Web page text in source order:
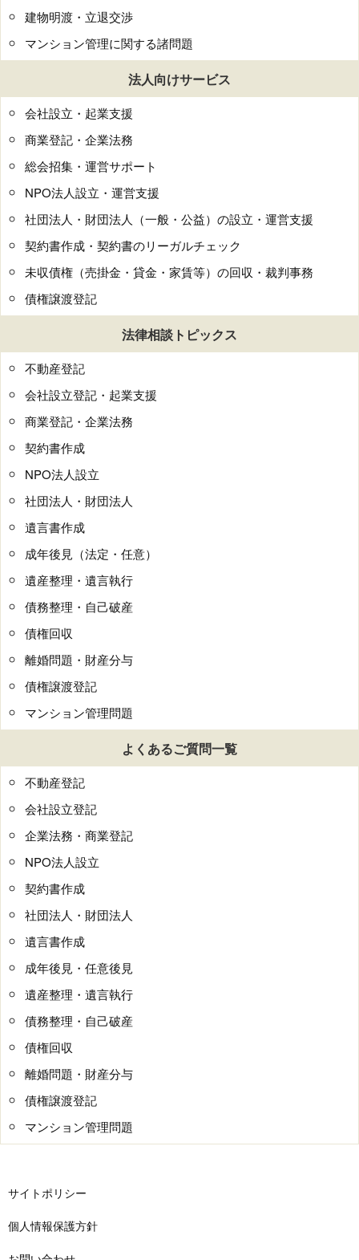
建物明渡・立退交渉
マンション管理に関する諸問題
法人向けサービス
会社設立・起業支援
商業登記・企業法務
総会招集・運営サポート
NPO法人設立・運営支援
社団法人・財団法人（一般・公益）の設立・運営支援
契約書作成・契約書のリーガルチェック
未収債権（売掛金・貸金・家賃等）の回収・裁判事務
債権譲渡登記
法律相談トピックス
不動産登記
会社設立登記・起業支援
商業登記・企業法務
契約書作成
NPO法人設立
社団法人・財団法人
遺言書作成
成年後見（法定・任意）
遺産整理・遺言執行
債務整理・自己破産
債権回収
離婚問題・財産分与
債権譲渡登記
マンション管理問題
よくあるご質問一覧
不動産登記
会社設立登記
企業法務・商業登記
NPO法人設立
契約書作成
社団法人・財団法人
遺言書作成
成年後見・任意後見
遺産整理・遺言執行
債務整理・自己破産
債権回収
離婚問題・財産分与
債権譲渡登記
マンション管理問題
サイトポリシー
個人情報保護方針